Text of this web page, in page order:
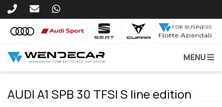
MENU
AUDI A1 SPB 30 TFSI S line edition